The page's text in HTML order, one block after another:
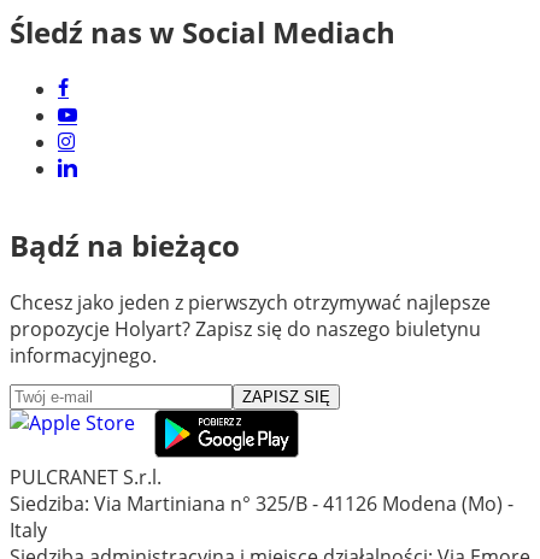
Śledź nas w Social Mediach
Bądź na bieżąco
Chcesz jako jeden z pierwszych otrzymywać najlepsze
propozycje Holyart? Zapisz się do naszego biuletynu
informacyjnego.
ZAPISZ SIĘ
PULCRANET S.r.l.
Siedziba: Via Martiniana n° 325/B - 41126 Modena (Mo) -
Italy